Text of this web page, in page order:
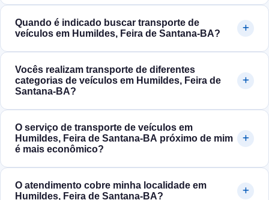
Quando é indicado buscar transporte de
veículos em Humildes, Feira de Santana‑BA?
Vocês realizam transporte de diferentes
categorias de veículos em Humildes, Feira de
Santana‑BA?
O serviço de transporte de veículos em
Humildes, Feira de Santana‑BA próximo de mim
é mais econômico?
O atendimento cobre minha localidade em
Humildes, Feira de Santana‑BA?